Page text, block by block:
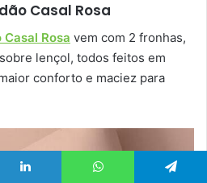
Casal Rosa
Rosa vem com 2 fronhas,
lençol, todos feitos em
conforto e maciez para